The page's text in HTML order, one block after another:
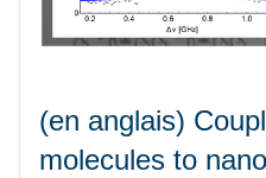
(en anglais)
molecules to